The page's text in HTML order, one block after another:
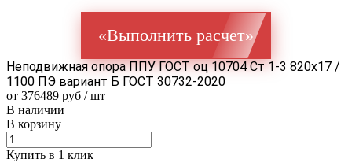
«Выполнить расчет»
Неподвижная опора ППУ ГОСТ оц 10704 Ст 1-3 820x17 /
1100 ПЭ вариант Б ГОСТ 30732-2020
от 376489 руб / шт
В наличии
В корзину
Купить в 1 клик